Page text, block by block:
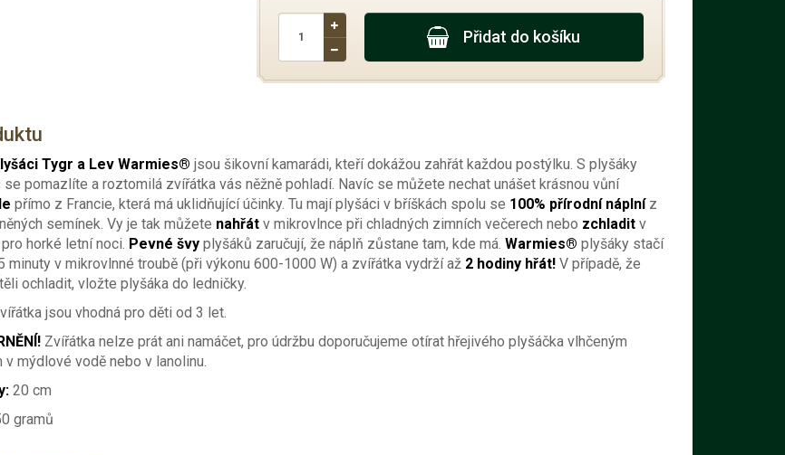
Přidat do košíku
Tygr a Lev Warmies® jsou šikovní kamarádi, kteří dokážou zahřát každou postýlku. S plyšáky
se pomazlíte a roztomilá zvířátka vás něžně pohladí. Navíc se můžete nechat unášet krásnou vůní
přímo z Francie, která má uklidňující účinky. Tu mají plyšáci v bříškách spolu se 100% přírodní náplní z
semínek. Vy je tak můžete nahřát v mikrovlnce při chladných zimních večerech nebo zchladit v
horké letní noci. Pevné švy plyšáků zaručují, že náplň zůstane tam, kde má. Warmies® plyšáky stačí
minuty v mikrovlnné troubě (při výkonu 600-1000 W) a zvířátka vydrží až 2 hodiny hřát! V případě, že
ochladit, vložte plyšáka do ledničky.
jsou vhodná pro děti od 3 let.
Zvířátka nelze prát ani namáčet, pro údržbu doporučujeme otírat hřejivého plyšáčka vlhčeným
v mýdlové vodě nebo v lanolinu.
20 cm
gramů